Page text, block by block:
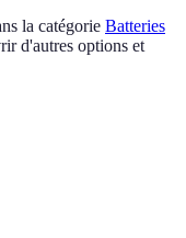
la catégorie Batteries
d'autres options et